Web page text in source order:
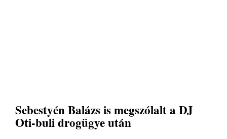
Sebestyén Balázs is megszólalt a DJ
Oti-buli drogügye után